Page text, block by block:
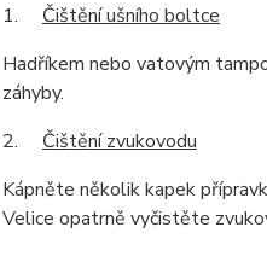
1. Čištění ušního boltce
Hadříkem nebo vatovým
záhyby.
2. Čištění zvukovodu
Kápněte několik kapek
Velice opatrně vyčistěte